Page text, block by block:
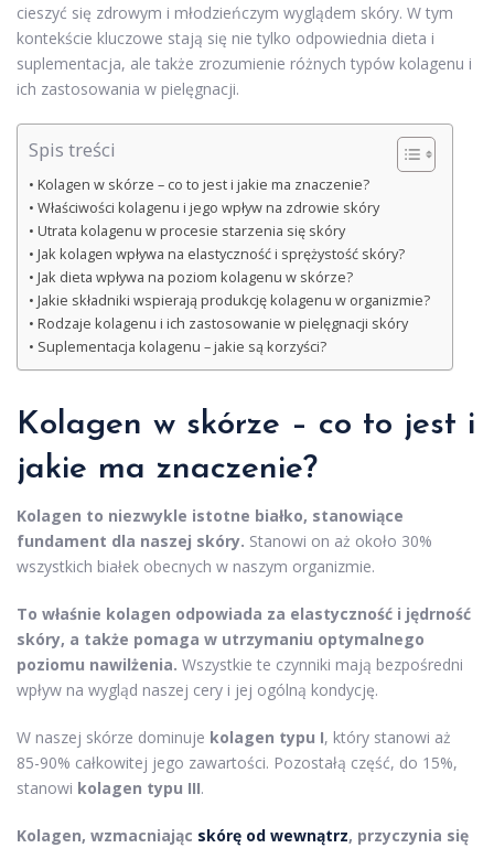
cieszyć się zdrowym i młodzieńczym wyglądem skóry. W tym
kontekście kluczowe stają się nie tylko odpowiednia dieta i
suplementacja, ale także zrozumienie różnych typów kolagenu i
ich zastosowania w pielęgnacji.
Spis treści
Kolagen w skórze – co to jest i jakie ma znaczenie?
Właściwości kolagenu i jego wpływ na zdrowie skóry
Utrata kolagenu w procesie starzenia się skóry
Jak kolagen wpływa na elastyczność i sprężystość skóry?
Jak dieta wpływa na poziom kolagenu w skórze?
Jakie składniki wspierają produkcję kolagenu w organizmie?
Rodzaje kolagenu i ich zastosowanie w pielęgnacji skóry
Suplementacja kolagenu – jakie są korzyści?
Kolagen w skórze – co to jest i
jakie ma znaczenie?
Kolagen to niezwykle istotne białko, stanowiące
fundament dla naszej skóry. Stanowi on aż około 30%
wszystkich białek obecnych w naszym organizmie.
To właśnie kolagen odpowiada za elastyczność i jędrność
skóry, a także pomaga w utrzymaniu optymalnego
poziomu nawilżenia. Wszystkie te czynniki mają bezpośredni
wpływ na wygląd naszej cery i jej ogólną kondycję.
W naszej skórze dominuje kolagen typu I, który stanowi aż
85-90% całkowitej jego zawartości. Pozostałą część, do 15%,
stanowi kolagen typu III.
Kolagen, wzmacniając skórę od wewnątrz, przyczynia się